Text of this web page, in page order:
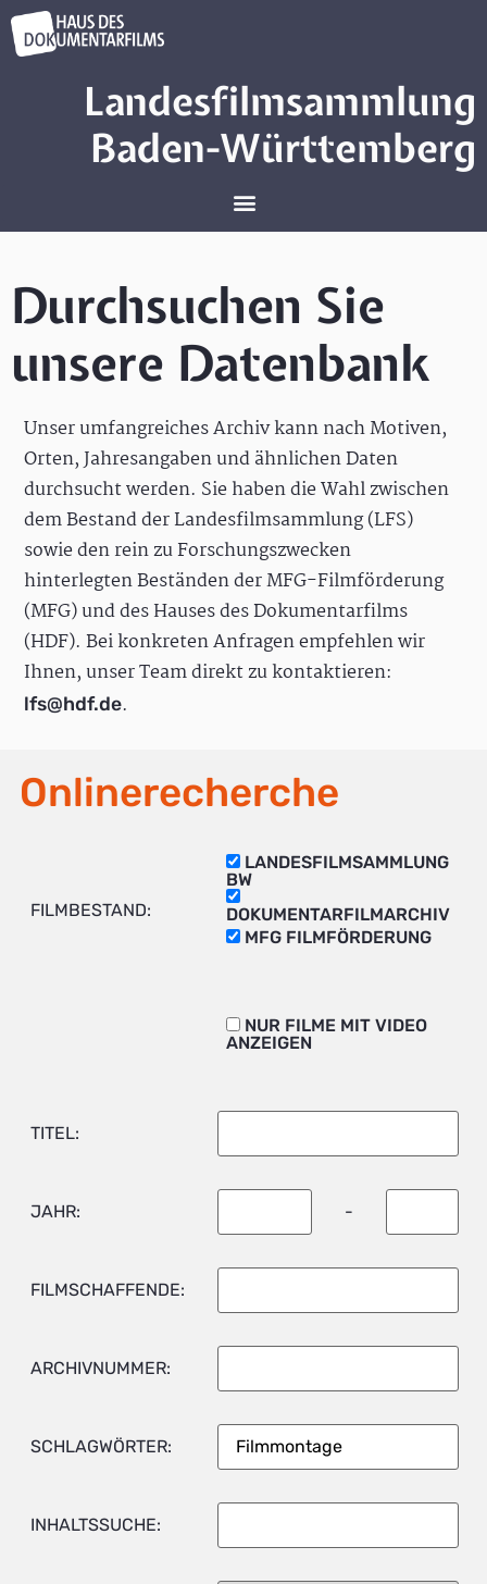
Landesfilmsammlung
Baden-Württemberg
Durchsuchen Sie
unsere Datenbank
Unser umfangreiches Archiv kann nach Motiven,
Orten, Jahresangaben und ähnlichen Daten
durchsucht werden. Sie haben die Wahl zwischen
dem Bestand der Landesfilmsammlung (LFS)
sowie den rein zu Forschungszwecken
hinterlegten Beständen der MFG-Filmförderung
(MFG) und des Hauses des Dokumentarfilms
(HDF). Bei konkreten Anfragen empfehlen wir
Ihnen, unser Team direkt zu kontaktieren:
lfs@hdf.de.
Onlinerecherche
FILMBESTAND:
LANDESFILMSAMMLUNG
BW
DOKUMENTARFILMARCHIV
MFG FILMFÖRDERUNG
NUR FILME MIT VIDEO
ANZEIGEN
TITEL:
JAHR: -
FILMSCHAFFENDE:
ARCHIVNUMMER:
SCHLAGWÖRTER:
INHALTSSUCHE: